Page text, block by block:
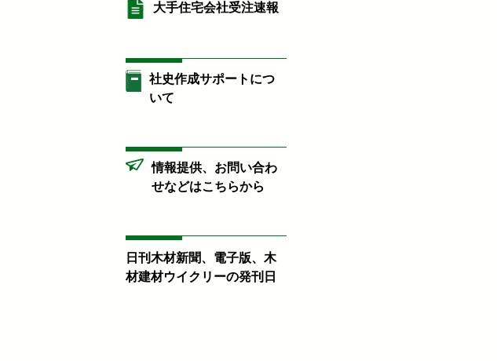
大手住宅会社受注速報
社史作成サポートにつ
いて
情報提供、お問い合わ
せなどはこちらから
日刊木材新聞、電子版、木
材建材ウイクリーの発刊日